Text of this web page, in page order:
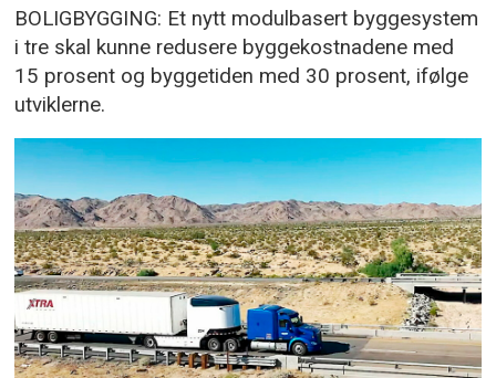
BOLIGBYGGING: Et nytt modulbasert byggesystem
i tre skal kunne redusere byggekostnadene med
15 prosent og byggetiden med 30 prosent, ifølge
utviklerne.